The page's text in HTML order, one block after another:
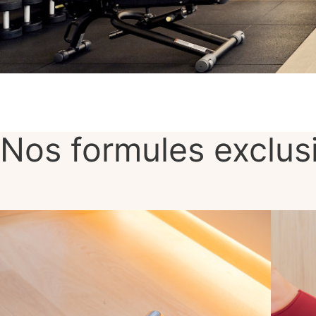
Nos formules